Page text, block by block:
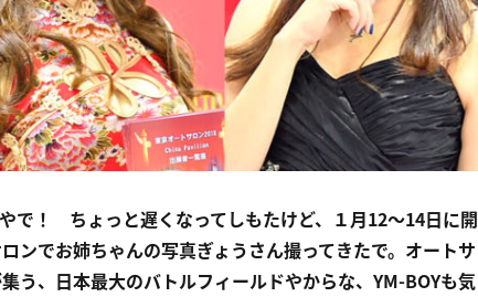
で！ ちょっと遅くなってしもたけど、１月12〜14日に開
ンでお姉ちゃんの写真ぎょうさん撮ってきたで。オートサ
う、日本最大のバトルフィールドやからな、YM-BOYも気